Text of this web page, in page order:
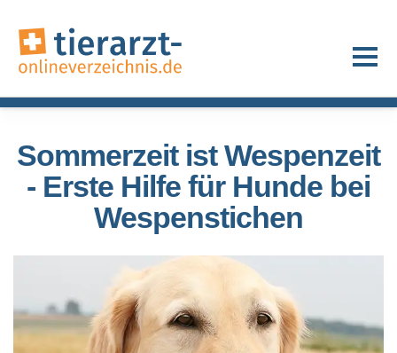
Sommerzeit ist Wespenzeit
- Erste Hilfe für Hunde bei
Wespenstichen